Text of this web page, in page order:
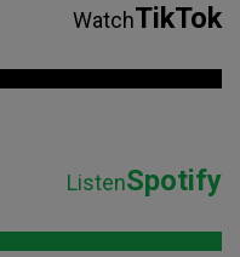
WatchTikTok
ListenSpotify